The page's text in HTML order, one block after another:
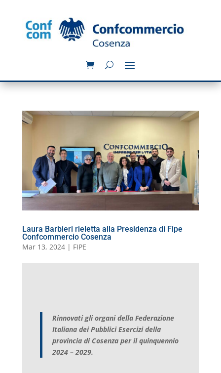
Laura Barbieri rieletta alla Presidenza di Fipe
Confcommercio Cosenza
Mar 13, 2024| FIPE
Rinnovati gli organi della Federazione
Italiana dei Pubblici Esercizi della
provincia di Cosenza per il quinquennio
2024 – 2029.